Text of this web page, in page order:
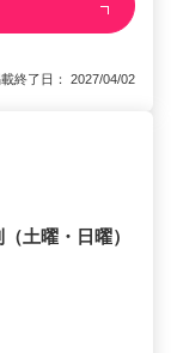
終了日： 2027/04/02
土曜・日曜）